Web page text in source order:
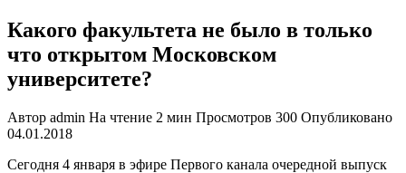
Какого факультета не было в только
что открытом Московском
университете?
Автор admin На чтение 2 мин Просмотров 300 Опубликовано
04.01.2018
Сегодня 4 января в эфире Первого канала очередной выпуск